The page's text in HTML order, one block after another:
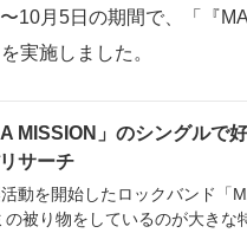
10月5日の期間で、「『
実施しました。
A MISSION」のシングルで
サーチ
動を開始したロックバンド「
の被り物をしているのが大き